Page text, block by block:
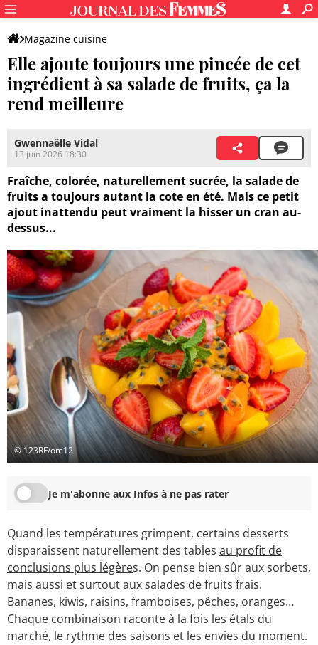
Magazine cuisine
Elle ajoute toujours une pincée de cet
ingrédient à sa salade de fruits, ça la
rend meilleure
Gwennaëlle Vidal
13 juin 2026 18:30
Fraîche, colorée, naturellement sucrée, la salade de
fruits a toujours autant la cote en été. Mais ce petit
ajout inattendu peut vraiment la hisser un cran au-
dessus...
© 123RF/om12
Je m'abonne aux Infos à ne pas rater
Quand les températures grimpent, certains desserts
disparaissent naturellement des tables au profit de
conclusions plus légères. On pense bien sûr aux sorbets,
mais aussi et surtout aux salades de fruits frais.
Bananes, kiwis, raisins, framboises, pêches, oranges…
Chaque combinaison raconte à la fois les étals du
marché, le rythme des saisons et les envies du moment.